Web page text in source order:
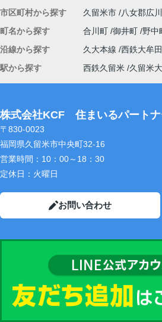
市区町村から探す 久留米市 八女郡広
町名から探す
合川町 御井町 野中
沿線から探す
久大本線 西鉄大牟
駅から探す
西鉄久留米 久留米
株式会社KCF 住まいるパート
〒830-0023
福岡県久留米市中央町32-16
営業時間： 10：00～18：30
定休日： 火曜日
お問い合わせ